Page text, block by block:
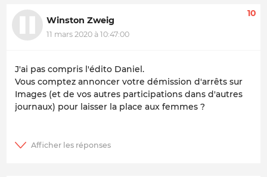
Winston Zweig
11 mars 2020 à 10:47:00
10
J'ai pas compris l'édito Daniel.
Vous comptez annoncer votre démission d'arrêts sur
Images (et de vos autres participations dans d'autres
journaux) pour laisser la place aux femmes ?